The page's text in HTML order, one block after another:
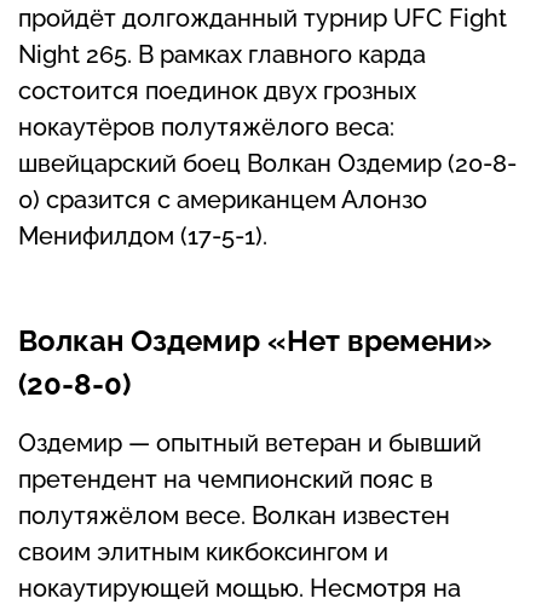
пройдёт долгожданный турнир UFC Fight
Night 265. В рамках главного карда
состоится поединок двух грозных
нокаутёров полутяжёлого веса:
швейцарский боец Волкан Оздемир (20-8-
0) сразится с американцем Алонзо
Менифилдом (17-5-1).
Волкан Оздемир «Нет времени»
(20-8-0)
Оздемир — опытный ветеран и бывший
претендент на чемпионский пояс в
полутяжёлом весе. Волкан известен
своим элитным кикбоксингом и
нокаутирующей мощью. Несмотря на